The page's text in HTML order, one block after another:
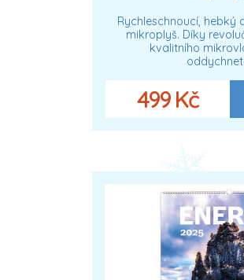
Rychleschnoucí, hebký
mikroplyš. Díky
kvalitního
499 Kč